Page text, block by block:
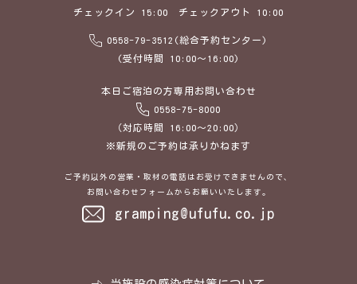
チェックイン 15:00 チェックアウト 10:00
0558-79-3512(総合予約センター)
(受付時間 10:00～16:00)
本日ご宿泊の方専用お問い合わせ
0558-75-8000
（対応時間 16:00～20:00）
※新規のご予約は承りかねます
ご予約以外の営業・取材の電話はお受けできませんので、
お問い合わせフォームからお願いいたします。
gramping@ufufu.co.jp